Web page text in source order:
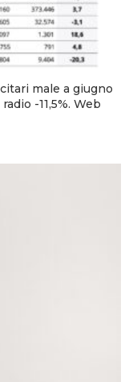
male a giugno
-11,5%. Web